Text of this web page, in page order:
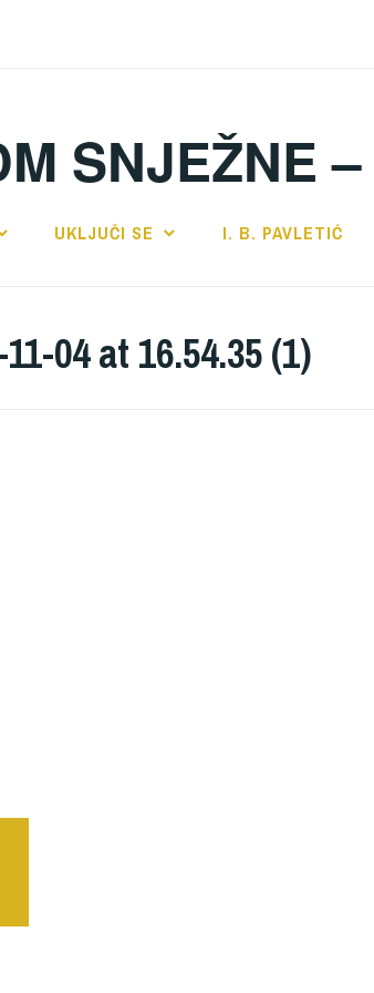
SNJEŽNE
UKLJUČI SE I. B. PAVLETIĆ
04 at 16.54.35 (1)